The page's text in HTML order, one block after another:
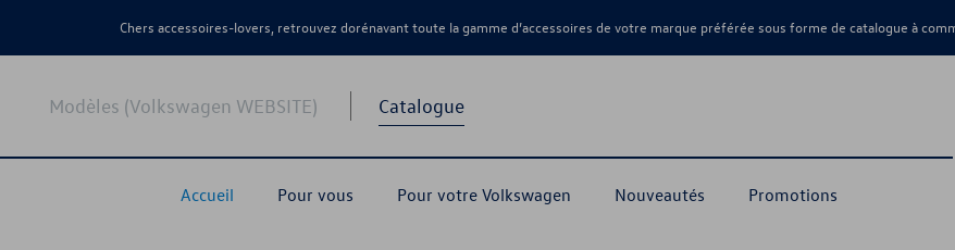
Chers accessoires-lovers, retrouvez dorénavant toute la gamme d’accessoires de votre marque préférée sous forme de catalogue à
Modèles (Volkswagen WEBSITE) Catalogue
Accueil Pour vous Pour votre Volkswagen Nouveautés Promotions